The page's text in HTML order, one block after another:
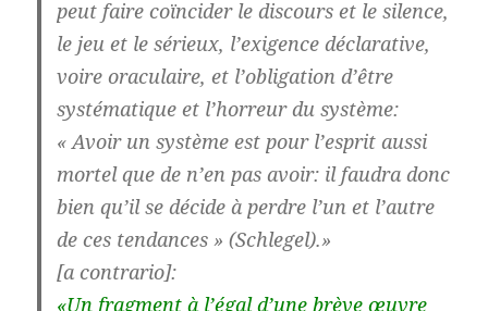
peut faire coïncider le discours et le silence,
le jeu et le sérieux, l’exigence déclarative,
voire oraculaire, et l’obligation d’être
systématique et l’horreur du système:
« Avoir un système est pour l’esprit aussi
mortel que de n’en pas avoir: il faudra donc
bien qu’il se décide à perdre l’un et l’autre
de ces tendances » (Schlegel).»
[a contrario]:
«Un fragment à l’égal d’une brève œuvre